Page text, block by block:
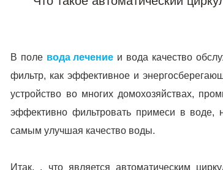
В поле вода лечение и вода качество
фильтр, как эффективное и
устройство во многих домохозяйствах,
эффективно фильтровать примеси в воде,
самым улучшая качество воды.
Итак, , что является автоматическим